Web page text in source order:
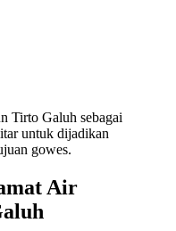
Tirto Galuh sebagai
untuk dijadikan
gowes.
Air